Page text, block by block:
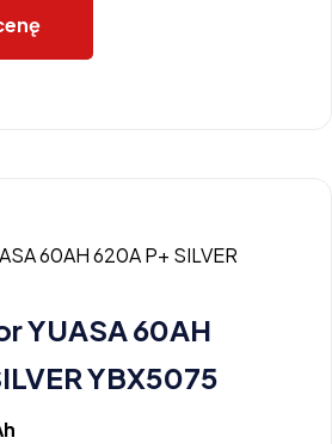
YUASA 60AH
YBX5075